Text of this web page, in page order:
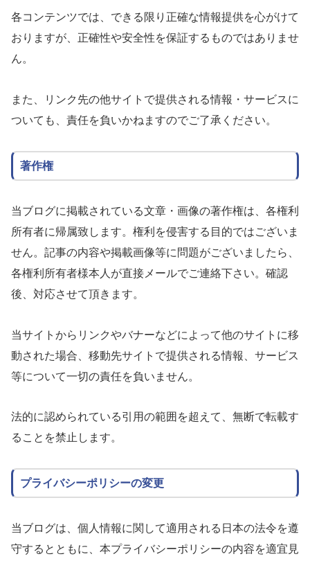
各コンテンツでは、できる限り正確な情報提供を心がけて
おりますが、正確性や安全性を保証するものではありませ
ん。
また、リンク先の他サイトで提供される情報・サービスに
ついても、責任を負いかねますのでご了承ください。
著作権
当ブログに掲載されている文章・画像の著作権は、各権利
所有者に帰属致します。権利を侵害する目的ではございま
せん。記事の内容や掲載画像等に問題がございましたら、
各権利所有者様本人が直接メールでご連絡下さい。確認
後、対応させて頂きます。
当サイトからリンクやバナーなどによって他のサイトに移
動された場合、移動先サイトで提供される情報、サービス
等について一切の責任を負いません。
法的に認められている引用の範囲を超えて、無断で転載す
ることを禁止します。
プライバシーポリシーの変更
当ブログは、個人情報に関して適用される日本の法令を遵
守するとともに、本プライバシーポリシーの内容を適宜見